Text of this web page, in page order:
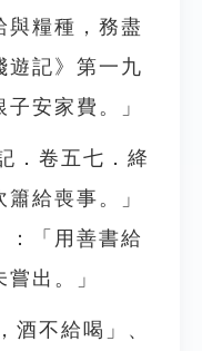
與糧種，務盡
遊記》第一九
安家費。」
．卷五七．絳
給喪事。」
：「用善書給
出。」
酒不給喝」、